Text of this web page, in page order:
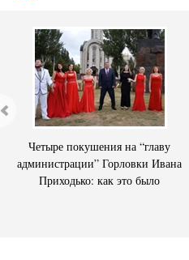
Четыре покушения на “главу
администрации” Горловки Ивана
Приходько: как это было